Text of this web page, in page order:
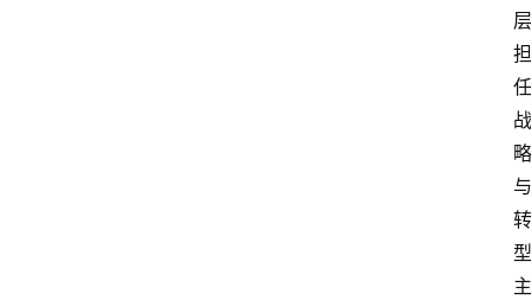
层
担
任
战
略
与
转
型
主